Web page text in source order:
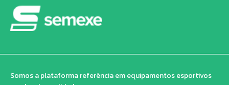
Somos a plataforma referência em equipamentos esportivos